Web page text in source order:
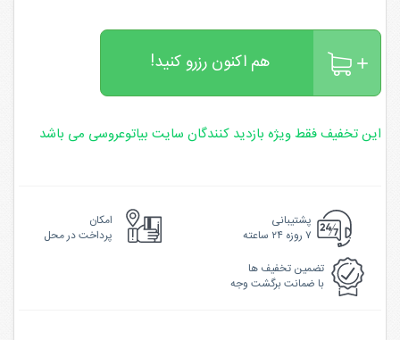
هم اکنون رزرو کنید!
این تخفیف فقط ویژه بازدید کنندگان سایت بیاتوعروسی می باشد
پشتیبانی
۷ روزه ۲۴ ساعته
امکان
پرداخت در محل
تضمین تخفیف ها
با ضمانت برگشت وجه